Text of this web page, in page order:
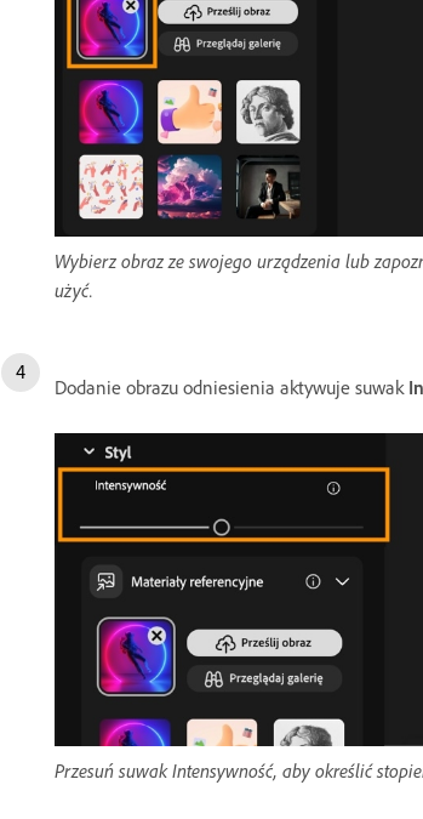
Wybierz obraz ze swojego urządzenia lub
użyć.
Dodanie obrazu odniesienia aktywuje suwak
Przesuń suwak Intensywność, aby określić